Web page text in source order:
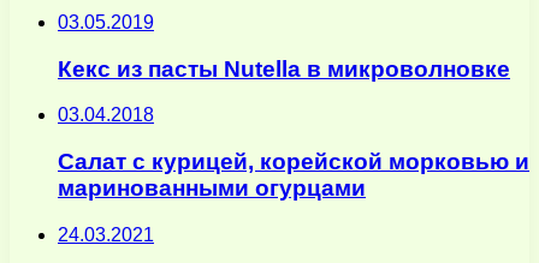
03.05.2019
Кекс из пасты Nutella в микроволновке
03.04.2018
Салат с курицей, корейской морковью и
маринованными огурцами
24.03.2021